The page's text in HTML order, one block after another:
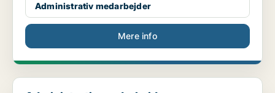
Administrativ medarbejder
Mere info
Administrativ medarbejder - Skolesekretær til Korn...